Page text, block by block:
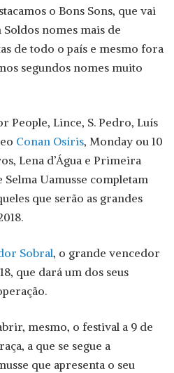
o Bons Sons, que vai
nomes mais de
de todo o país e mesmo fora
segundos nomes muito
People, Lince, S. Pedro, Luís
Conan Osíris, Monday ou 10
Lena d’Água e Primeira
Selma Uamusse completam
que serão as grandes
Sobral, o grande vencedor
que dará um dos seus
mesmo, o festival a 9 de
a que se segue a
que apresenta o seu